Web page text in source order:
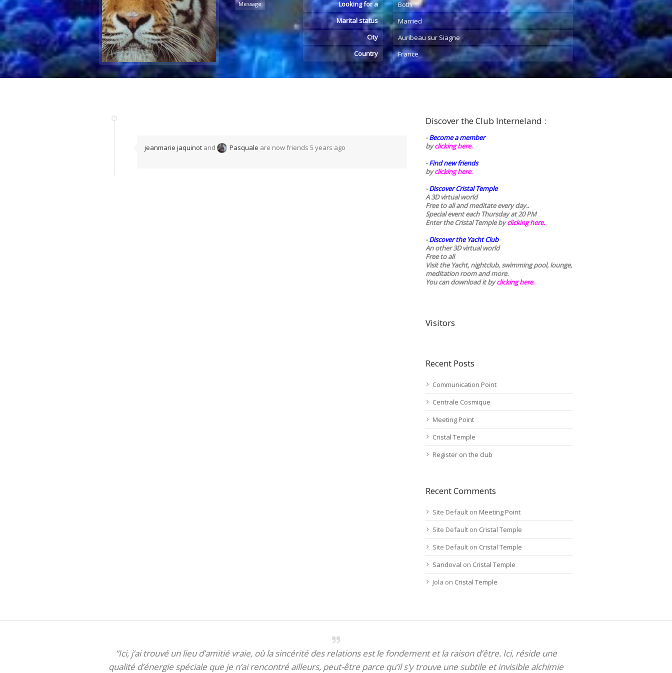
Message
Looking for a
Both
Marital status
Married
City
Auribeau sur Siagne
Country
France
jeanmarie jaquinot and Pasquale are now friends 5 years ago
Discover the Club Interneland :
-Become a member
byclicking here.
-Find new friends
byclicking here.
-Discover Cristal Temple
A 3D virtual world
Free to all and meditate every day..
Special event each Thursday at 20 PM
Enter the Cristal Temple byclicking here.
-Discover the Yacht Club
An other 3D virtual world
Free to all
Visit the Yacht, nightclub, swimming pool, lounge,
meditation room and more.
You can download it byclicking here.
Visitors
Recent Posts
Communication Point
Centrale Cosmique
Meeting Point
Cristal Temple
Register on the club
Recent Comments
Site Default on Meeting Point
Site Default on Cristal Temple
Site Default on Cristal Temple
Sandoval on Cristal Temple
Jola on Cristal Temple
“Ici, j’ai trouvé un lieu d’amitié vraie, où la sincérité des relations est le fondement et la raison d’être. Ici, réside une
qualité d’énergie spéciale que je n’ai rencontré ailleurs, peut-être parce qu’il s’y trouve une subtile et invisible alchimie